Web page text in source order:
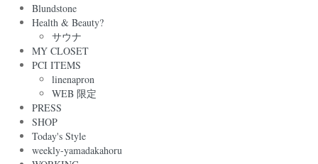
Blundstone
Health & Beauty?
サウナ
MY CLOSET
PCI ITEMS
linenapron
WEB 限定
PRESS
SHOP
Today's Style
weekly-yamadakahoru